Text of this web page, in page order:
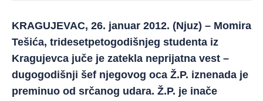
KRAGUJEVAC, 26. januar 2012. (Njuz) – Momira
Tešića, tridesetpetogodišnjeg studenta iz
Kragujevca juče je zatekla neprijatna vest –
dugogodišnji šef njegovog oca Ž.P. iznenada je
preminuo od srčanog udara. Ž.P. je inače